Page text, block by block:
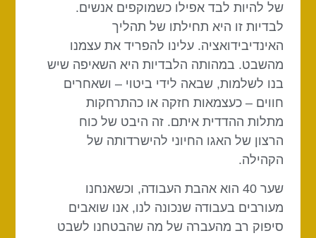
של להיות לבד אפילו כשמוקפים אנשים.
לבדיות זו היא תחילתו של תהליך
האינדיבידואציה. עלינו להפריד את עצמנו
מהשבט. במהותה הלבדיות היא השאיפה שיש
בנו לשלמות, שבאה לידי ביטוי – ושאחרים
חווים – כעצמאות חזקה או כהתרחקות
מתלות ההדדית איתם. זה היבט של כוח
הרצון של האגו החיוני להישרדותה של
הקהילה.
שער 40 הוא אהבת העבודה, וכשאנחנו
מעורבים בעבודה שנכונה לנו, אנו שואבים
סיפוק רב מהעברה של מה שהבטחנו לשבט